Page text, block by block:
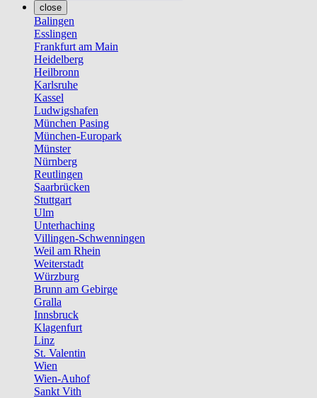
close
Balingen
Esslingen
Frankfurt am Main
Heidelberg
Heilbronn
Karlsruhe
Kassel
Ludwigshafen
München Pasing
München-Europark
Münster
Nürnberg
Reutlingen
Saarbrücken
Stuttgart
Ulm
Unterhaching
Villingen-Schwenningen
Weil am Rhein
Weiterstadt
Würzburg
Brunn am Gebirge
Gralla
Innsbruck
Klagenfurt
Linz
St. Valentin
Wien
Wien-Auhof
Sankt Vith